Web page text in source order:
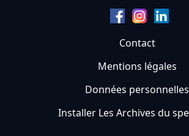
Contact
Mentions légales
Données personnelles
Installer Les Archives du